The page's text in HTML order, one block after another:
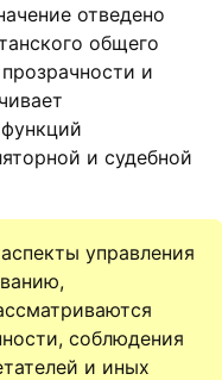
отведено
общего
и
и судебной
управления
соблюдения
и иных